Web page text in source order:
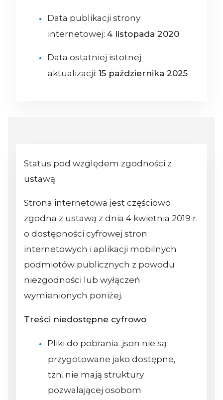
Data publikacji strony
internetowej: 4 listopada 2020
Data ostatniej istotnej
aktualizacji: 15 października 2025
Status pod względem zgodności z
ustawą
Strona internetowa jest częściowo
zgodna z ustawą z dnia 4 kwietnia 2019 r.
o dostępności cyfrowej stron
internetowych i aplikacji mobilnych
podmiotów publicznych z powodu
niezgodności lub wyłączeń
wymienionych poniżej.
Treści niedostępne cyfrowo
Pliki do pobrania .json nie są
przygotowane jako dostępne,
tzn. nie mają struktury
pozwalającej osobom